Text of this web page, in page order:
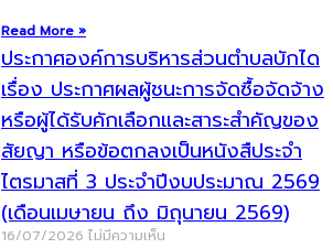
Read More »
ประกาศองค์การบริหารส่วนตำบลบักได
เรื่อง ประกาศผลผู้ชนะการจัดซื้อจัดจ้าง
หรือผู้ได้รับคักเลือกและสาระสำคัญของ
สัยญา หรือข้อตกลงเป็นหนังสืประจำ
ไตรมาสที่ 3 ประจำปีงบประมาณ 2569
(เดือนเมษายน ถึง มิถุนายน 2569)
16/07/2026 ไม่มีความเห็น